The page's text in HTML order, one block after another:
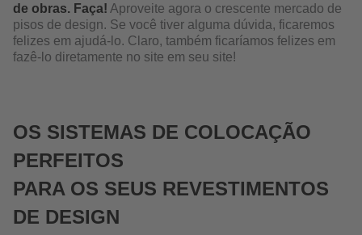
de obras. Faça! Aproveite agora o crescente mercado de
pisos de design. Se você tiver alguma dúvida, ficaremos
felizes em ajudá-lo. Claro, também ficaríamos felizes em
fazê-lo diretamente no site em seu site!
OS SISTEMAS DE COLOCAÇÃO
PERFEITOS
PARA OS SEUS REVESTIMENTOS
DE DESIGN